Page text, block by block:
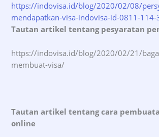
https://indovisa.id/blog/2020/02/08/
mendapatkan-visa-indovisa-id-0811-
Tautan artikel tentang pesyaratan
https://indovisa.id/blog/2020/02/21/
membuat-visa/
Tautan artikel tentang cara
online